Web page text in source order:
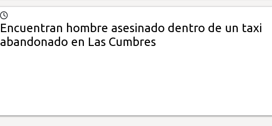
Encuentran hombre asesinado dentro de un taxi
abandonado en Las Cumbres